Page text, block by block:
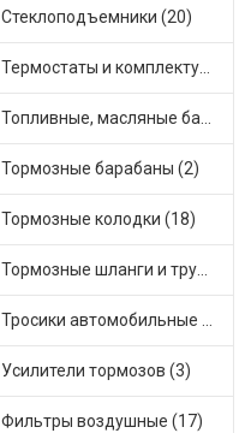
Стеклоподъемники (20)
Термостаты и комплектующие системы охлаждения (55)
Топливные, масляные баки (1)
Тормозные барабаны (2)
Тормозные колодки (18)
Тормозные шланги и трубки (5)
Тросики автомобильные (23)
Усилители тормозов (3)
Фильтры воздушные (17)